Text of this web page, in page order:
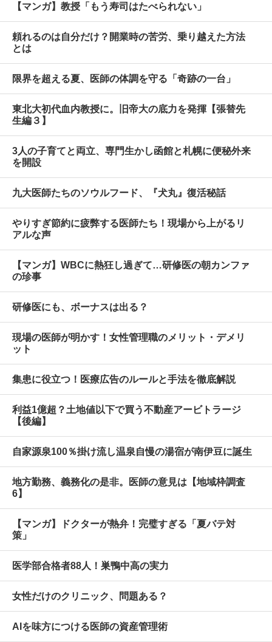
【マンガ】教授「もう寿司はたべられない」
頼れるのは自分だけ？開業時の苦労、乗り越えた方法
とは
限界を超える夏、医師の体調を守る「奇跡の一台」
東北大初代血内教授に。旧帝大の底力を発揮【張替先
生編３】
3人の子育てと両立、専門生かし函館と札幌に便秘外来
を開設
九大医師たちのソウルフード、『犬丸』復活秘話
やりすぎ節約に疲弊する医師たち！現場から上がるリ
アルな声
【マンガ】WBCに熱狂し過ぎて…研修医の朝カンファ
の珍事
研修医にも、ボーナスは出る？
現場の医師が明かす！女性管理職のメリット・デメリ
ット
集患に役立つ！医療広告のルールと手法を徹底解説
利益1億超？土地値以下で買う不動産アービトラージ
【後編】
自家源泉100％掛け流し温泉自慢の湯宿が南伊豆に誕生
地方勤務、義務化の是非。医師の意見は【地域枠調査
6】
【マンガ】ドクターが熱弁！完璧すぎる「夏バテ対
策」
医学部合格者88人！巣鴨中高の実力
女性だけのクリニック、問題ある？
AIを味方につける医師の資産管理術